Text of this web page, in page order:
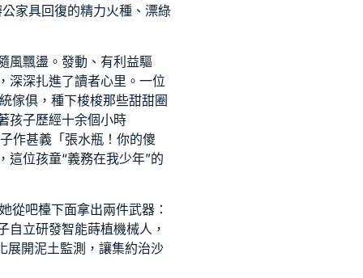
家具回復的精力火種、漂綠
風飄盪。發動、有利益驅
深深扎進了讀者心里。一位
傢俱 ，種下梭梭那些甜甜圈
孩子歷經十余個小時
作甚義「張水瓶！你的傻
這位孩童“義務在我少年”的
從吧檯下面拿出兩件武器：
立研發智能蒔植機械人，
展開泥土監測，讓集約治沙